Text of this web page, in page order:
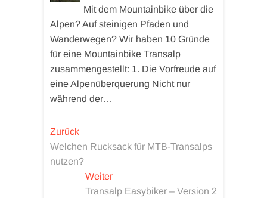
Mit dem Mountainbike über die
Alpen? Auf steinigen Pfaden und
Wanderwegen? Wir haben 10 Gründe
für eine Mountainbike Transalp
zusammengestellt: 1. Die Vorfreude auf
eine Alpenüberquerung Nicht nur
während der…
Beitragsnavigation
ZurückVorheriger
Beitrag:
Welchen Rucksack für MTB-Transalps
nutzen?
WeiterNächster
Beitrag:
Transalp Easybiker – Version 2